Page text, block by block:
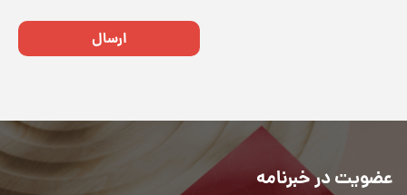
ارسال
عضویت در خبرنامه